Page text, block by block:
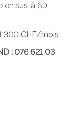
en sus, à 60
CHF/mois
: 076 621 03